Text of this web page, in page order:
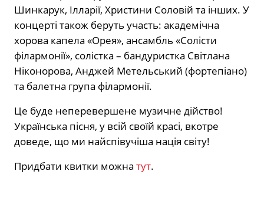
Шинкарук, Ілларії, Христини Соловій та інших. У
концерті також беруть участь: академічна
хорова капела «Орея», ансамбль «Солісти
філармонії», солістка – бандуристка Світлана
Ніконорова, Анджей Метельський (фортепіано)
та балетна група філармонії.
Це буде неперевершене музичне дійство!
Українська пісня, у всій своїй красі, вкотре
доведе, що ми найспівучіша нація світу!
Придбати квитки можна тут.